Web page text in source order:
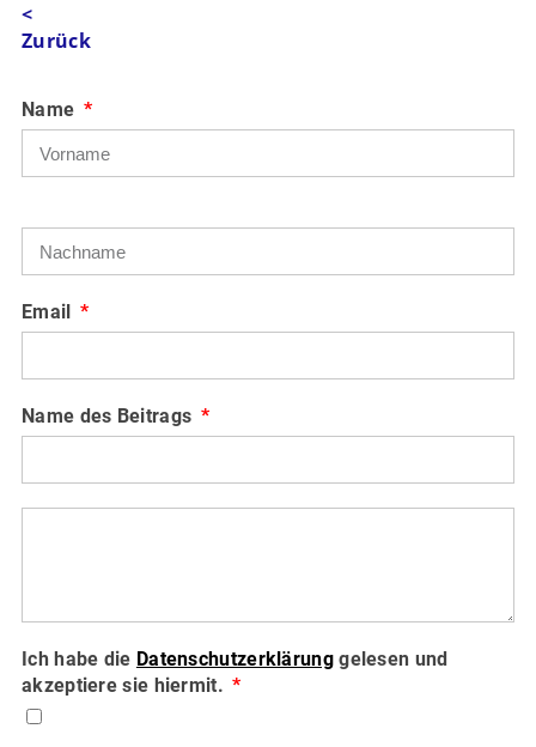
<
Zurück
Name
Email
Name des Beitrags
Ich habe die Datenschutzerklärunggelesen und
akzeptiere sie hiermit.